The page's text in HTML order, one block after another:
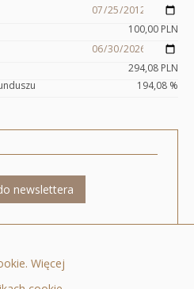
100,00 PLN
294,08 PLN
194,08 %
newslettera
22 205 3000, fax: +48 22 205 3001, e-
Więcej